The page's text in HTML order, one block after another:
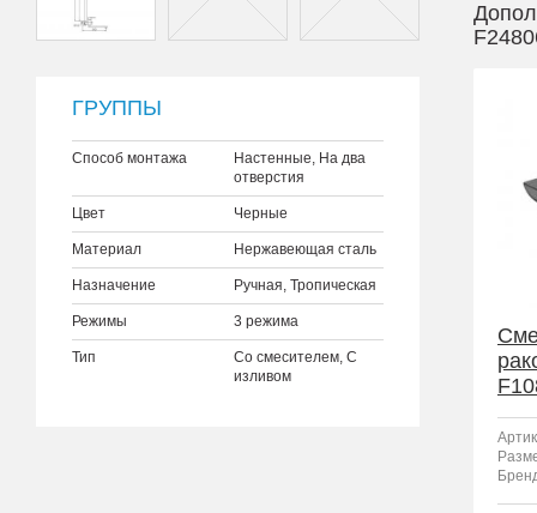
ГРУППЫ
Способ монтажа
Настенные, На два
отверстия
Цвет Черные
Материал Нержавеющая сталь
Назначение Ручная, Тропическая
Режимы 3 режима
Тип
Со смесителем, С
изливом